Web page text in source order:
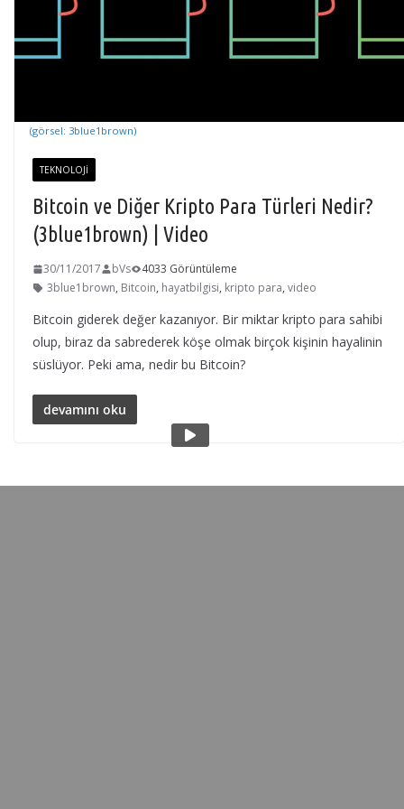
(görsel: 3blue1brown)
TEKNOLOJI
Bitcoin ve Diğer Kripto Para Türleri Nedir?
(3blue1brown) | Video
30/11/2017 bVs
4033 Görüntüleme
3blue1brown, Bitcoin, hayatbilgisi, kripto para, video
Bitcoin giderek değer kazanıyor. Bir miktar kripto para sahibi
olup, biraz da sabrederek köşe olmak birçok kişinin hayalinin
süslüyor. Peki ama, nedir bu Bitcoin?
devamını oku